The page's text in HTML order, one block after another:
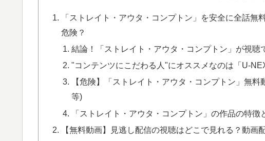
「ストレイト・アウタ・コンプトン」を安全に全話
危険？
結論！「ストレイト・アウタ・コンプトン」が視聴
"コンテンツにこだわる人"にオススメなのは「U-
【危険】「ストレイト・アウタ・コンプトン」無
等)
「ストレイト・アウタ・コンプトン」の作品の特徴
【無料動画】見逃し配信の視聴はどこで見れる？動画